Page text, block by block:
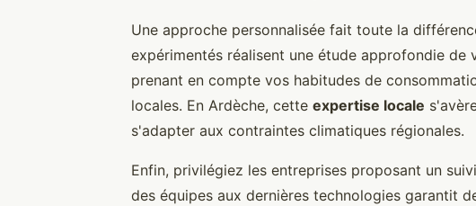
Une approche personnalisée fait toute la
expérimentés réalisent une étude approfondie
prenant en compte vos habitudes de
locales. En Ardèche, cette expertise locale
s'adapter aux contraintes climatiques régionales.
Enfin, privilégiez les entreprises proposant un
des équipes aux dernières technologies garantit